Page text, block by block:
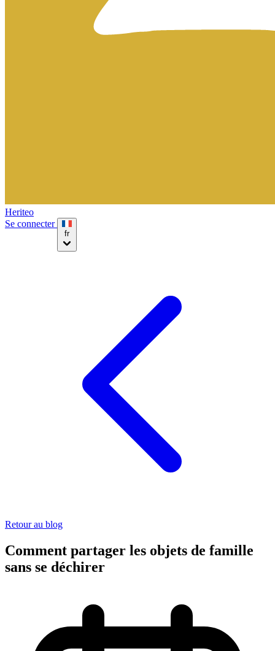
Heriteo
Se connecter
fr
Retour au blog
Comment partager les objets de famille
sans se déchirer